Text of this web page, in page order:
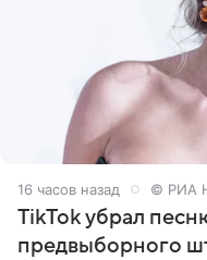
16 часов назад © РИА
TikTok убрал
предвыборного